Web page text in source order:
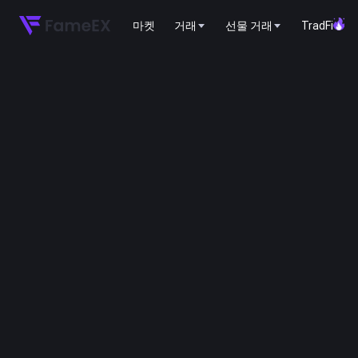
마켓 거래 선물 거래 TradFi